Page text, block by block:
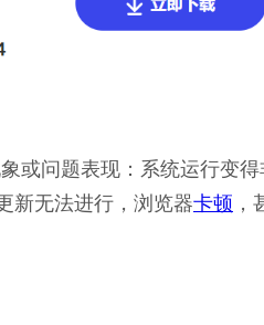
或问题表现：系统运行变得
新无法进行，浏览器卡顿 ，